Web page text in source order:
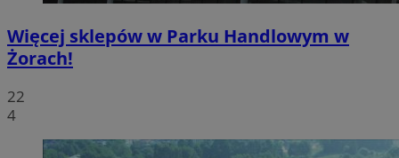
Więcej sklepów w Parku Handlowym w
Żorach!
22
4